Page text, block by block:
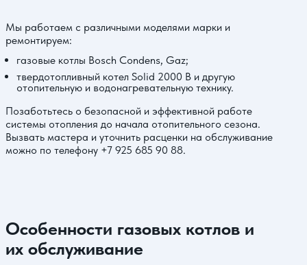
Мы работаем с различными моделями марки и
ремонтируем:
газовые котлы Bosch Condens, Gaz;
твердотопливный котел Solid 2000 B и другую
отопительную и водонагревательную технику.
Позаботьтесь о безопасной и эффективной работе
системы отопления до начала отопительного сезона.
Вызвать мастера и уточнить расценки на обслуживание
можно по телефону +7 925 685 90 88.
Особенности газовых котлов и
их обслуживание